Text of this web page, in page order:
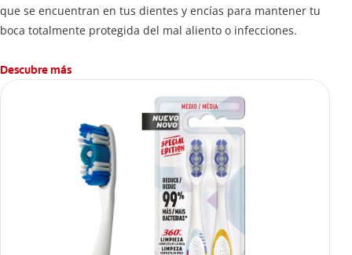
que se encuentran en tus dientes y encías para mantener tu
boca totalmente protegida del mal aliento o infecciones.
Descubre más